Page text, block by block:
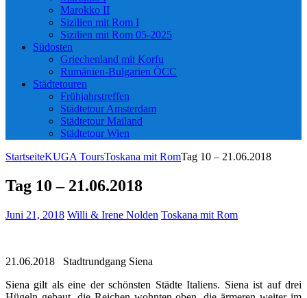
Marokko II
Sizilien mit Rom I
Sizilien mit Rom 05-2025
Südosten
Griechenland mit Korfu
Rumänien-Bulgarien ÖCC
Städtetouren
Frühjahrstreffen
Städtetour Amsterdam
Städtetour Mailand
Städtetour Wien
StartseiteKUGA ToursToskana mit RomTag 10 – 21.06.2018
Tag 10 – 21.06.2018
Juni 21, 2018 Willi & Irene Nolden Toskana mit Rom
21.06.2018 Stadtrundgang Siena
Siena gilt als eine der schönsten Städte Italiens. Siena ist auf drei